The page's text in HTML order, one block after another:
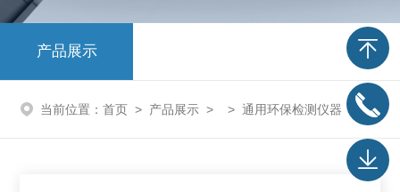
产品展示
当前位置： 首页 > 产品展示 > > 通用环保检测仪器 > 多路直流信号校验仪JY910 环保检测仪器